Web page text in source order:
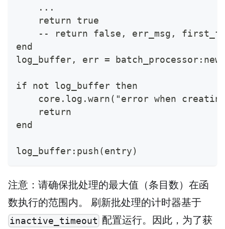
    ...
    return true
-- return false, err_msg,
end
log_buffer, err =
if not log_buffer then
core.log.warn("error when
    return
end
log_buffer:push(entry)
注意：请确保批处理的最大值（条目数）在函
数执行的范围内。 刷新批处理的计时器基于
inactive_timeout 配置运行。因此，为了获